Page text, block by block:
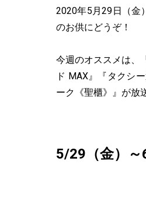
2020年5月29日（金
のお供にどうぞ！
今週のオススメは、
ド MAX』『タクシ
ーク《聖櫃》』が放
5/29（金）